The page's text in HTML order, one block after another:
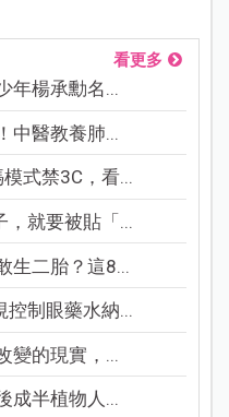
看更多
年楊承勳名...
中醫教養肺...
式禁3C，看...
，就要被貼「...
生二胎？這8...
控制眼藥水納...
變的現實，...
成半植物人...